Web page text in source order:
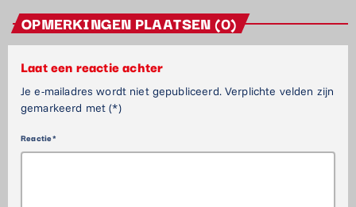
OPMERKINGEN PLAATSEN (0)
Laat een reactie achter
Je e-mailadres wordt niet gepubliceerd. Verplichte velden zijn
gemarkeerd met (*)
Reactie*